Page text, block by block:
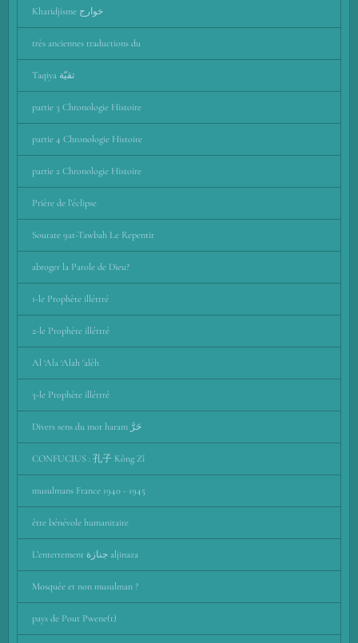
Kharidjisme خوارج
très anciennes traductions du
Taqiya تقيّة
partie 3 Chronologie Histoire
partie 4 Chronologie Histoire
partie 2 Chronologie Histoire
Prière de l’éclipse
Sourate 9at-Tawbah Le Repentir
abroger la Parole de Dieu?
1-le Prophète illéttré
2-le Prophète illéttré
Al ‘Ala ‘Alah 'alèh
3-le Prophète illéttré
Divers sens du mot haram حَرَّ
CONFUCIUS : 孔子 Kǒng Zǐ
musulmans France 1940 - 1945
être bénévole humanitaire
L’enterrement جنازة aljinaza
Mosquée et non musulman ?
pays de Pout Pwene(t)